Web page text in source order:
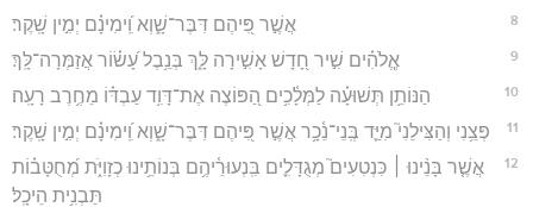
8 אֲשֶׁ֣ר פִּ֭יהֶם דִּבֶּר־שָׁ֑וְא וִֽ֝ימִינָ֗ם יְמִ֣ין שָֽׁקֶר׃
9 אֱ‍ֽלֹהִ֗ים שִׁ֣יר חָ֭דָשׁ אָשִׁ֣ירָה לָּ֑ךְ בְּנֵ֥בֶל עָ֝שׂ֗וֹר אֲזַמְּרָה־לָּֽךְ׃
10 הַנּוֹתֵ֥ן תְּשׁוּעָ֗ה לַמְּלָ֫כִ֥ים הַ֭פּוֹצֶה אֶת־דָּוִ֥ד עַבְדּ֗וֹ מֵחֶ֥רֶב רָעָֽה׃
11 פְּצֵ֥נִי וְהַצִּילֵנִי֮ מִיַּ֪ד בְּֽנֵי־נֵ֫כָ֥ר אֲשֶׁ֣ר פִּ֭יהֶם דִּבֶּר־שָׁ֑וְא וִֽ֝ימִינָ֗ם יְמִ֣ין שָֽׁקֶר׃
12
אֲשֶׁ֤ר בָּנֵ֨ינוּ ׀ כִּנְטִעִים֮ מְגֻדָּלִ֪ים בִּֽנְעוּרֵ֫יהֶ֥ם בְּנוֹתֵ֥ינוּ כְזָוִיֹּ֑ת מְ֝חֻטָּב֗וֹת
תַּבְנִ֥ית הֵיכָֽל׃